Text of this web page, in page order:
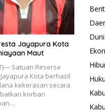
Jayapura Kota
Maut
Satuan Reserse
Kota berhasil
kekerasan secara
korban